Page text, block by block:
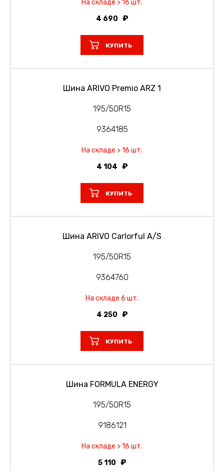
На складе > 16 шт.
4 690
КУПИТЬ
Шина ARIVO Premio ARZ 1
195/50R15
9364185
На складе > 16 шт.
4 104
КУПИТЬ
Шина ARIVO Carlorful A/S
195/50R15
9364760
На складе 6 шт.
4 250
КУПИТЬ
Шина FORMULA ENERGY
195/50R15
9186121
На складе > 16 шт.
5 110